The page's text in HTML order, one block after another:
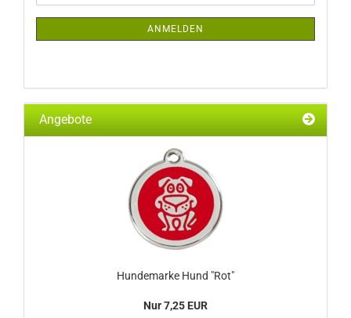
Mail
ANMELDEN
Angebote
Hundemarke Hund "Rot"
Nur 7,25 EUR